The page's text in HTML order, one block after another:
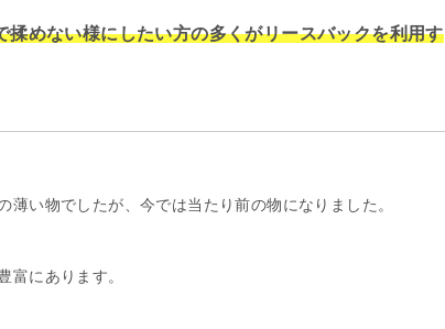
めない様にしたい方の多くがリースバックを利用す
薄い物でしたが、今では当たり前の物になりました。
富にあります。